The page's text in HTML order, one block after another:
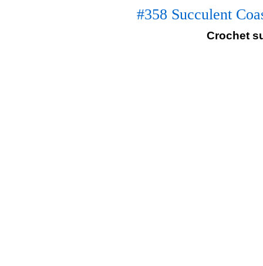
#358 Succulent
Crochet